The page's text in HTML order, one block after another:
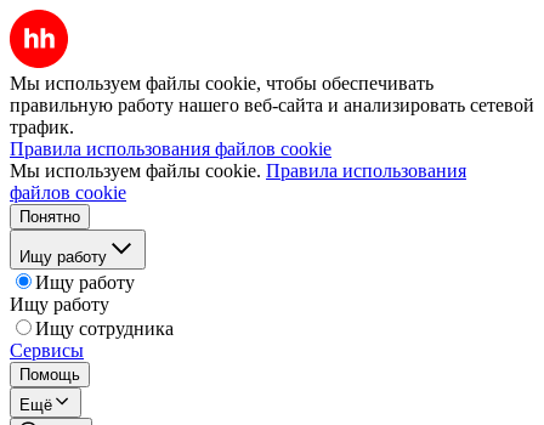
Мы используем файлы cookie, чтобы обеспечивать
правильную работу нашего веб-сайта и анализировать сетевой
трафик.
Правила использования файлов cookie
Мы используем файлы cookie. Правила использования
файлов cookie
Понятно
Ищу работу
Ищу работу
Ищу работу
Ищу сотрудника
Сервисы
Помощь
Ещё